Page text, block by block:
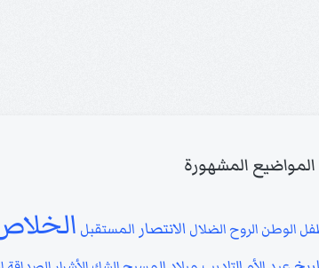
المواضيع المشهورة
الوطن الروح الضلال الانتصار المستقبل